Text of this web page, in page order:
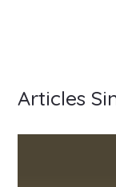
Articles